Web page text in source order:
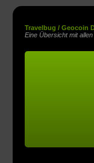
Travelbug / Geocoin
Eine Übersicht mit